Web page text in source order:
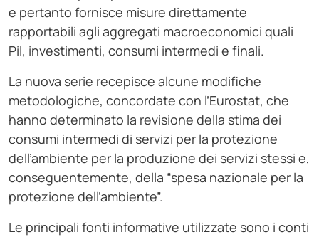
e pertanto fornisce misure direttamente
rapportabili agli aggregati macroeconomici quali
Pil, investimenti, consumi intermedi e finali.
La nuova serie recepisce alcune modifiche
metodologiche, concordate con l’Eurostat, che
hanno determinato la revisione della stima dei
consumi intermedi di servizi per la protezione
dell’ambiente per la produzione dei servizi stessi e,
conseguentemente, della “spesa nazionale per la
protezione dell’ambiente”.
Le principali fonti informative utilizzate sono i conti